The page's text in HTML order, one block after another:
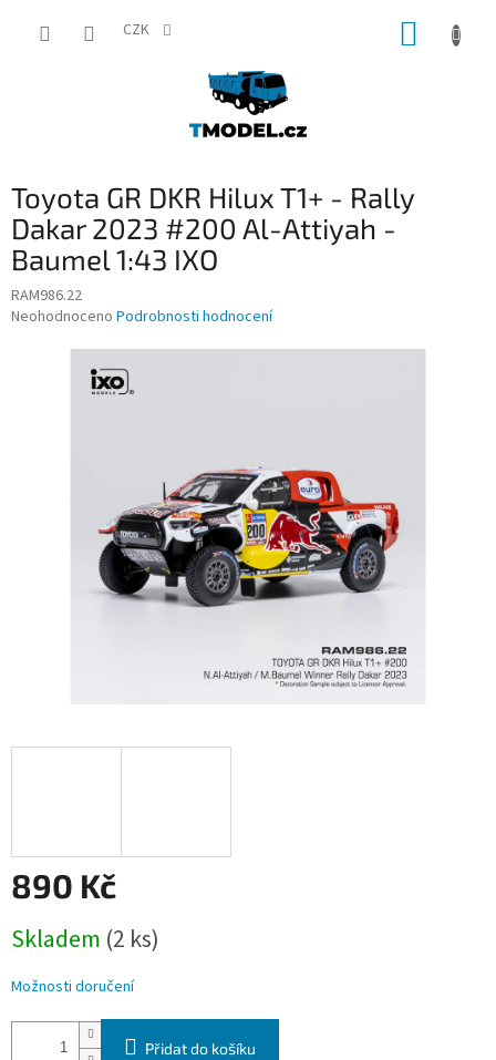
CZK
Toyota GR DKR Hilux T1+ - Rally
Dakar 2023 #200 Al-Attiyah -
Baumel 1:43 IXO
RAM986.22
Průměrné
Neohodnoceno Podrobnosti hodnocení
890 Kč
cena:
Skladem (2 ks)
Možnosti doručení
Přidat do košíku